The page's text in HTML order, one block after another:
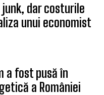
dar costurile
unui economist
a fost pusă în
a României